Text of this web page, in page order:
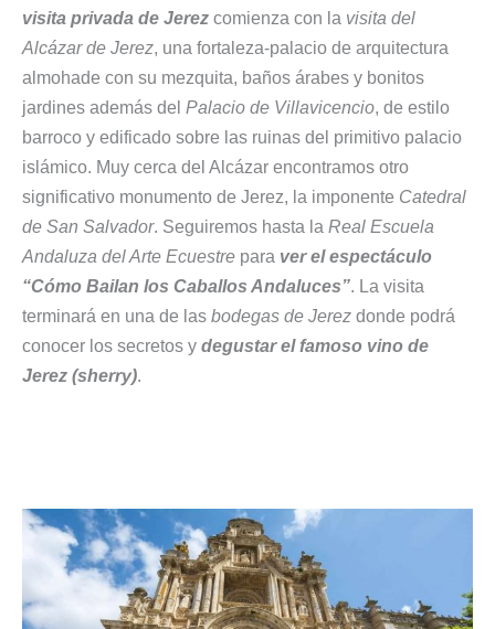
visita privada de Jerez comienza con la visita del
Alcázar de Jerez, una fortaleza-palacio de arquitectura
almohade con su mezquita, baños árabes y bonitos
jardines además del Palacio de Villavicencio, de estilo
barroco y edificado sobre las ruinas del primitivo palacio
islámico. Muy cerca del Alcázar encontramos otro
significativo monumento de Jerez, la imponente Catedral
de San Salvador. Seguiremos hasta la Real Escuela
Andaluza del Arte Ecuestre para ver el espectáculo
“Cómo Bailan los Caballos Andaluces”. La visita
terminará en una de las bodegas de Jerez donde podrá
conocer los secretos y degustar el famoso vino de
Jerez (sherry).